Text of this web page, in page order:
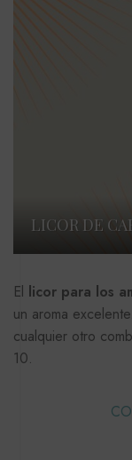
LICOR DE
El licor para los
un aroma
cualquier otro
10.